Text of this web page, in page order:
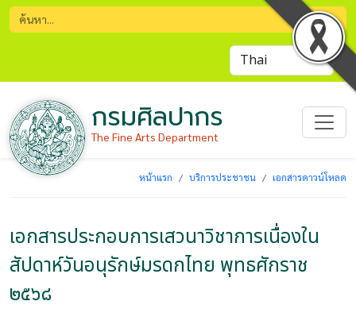
กรมศิลปากร
The Fine Arts Department
หน้าแรก บริการประชาชน เอกสารดาวน์โหลด
เอกสารประกอบการเสวนาวิชาการเนื่องใน
สัปดาห์วันอนุรักษ์มรดกไทย พุทธศักราช
๒๕๖๘